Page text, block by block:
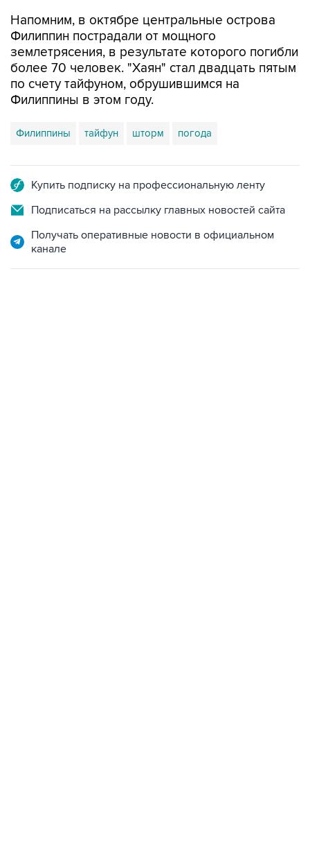
Напомним, в октябре центральные острова
Филиппин пострадали от мощного
землетрясения, в результате которого погибли
более 70 человек. "Хаян" стал двадцать пятым
по счету тайфуном, обрушившимся на
Филиппины в этом году.
Филиппины тайфун шторм погода
Купить подписку на профессиональную ленту
Подписаться на рассылку главных новостей сайта
Получать оперативные новости в официальном
канале